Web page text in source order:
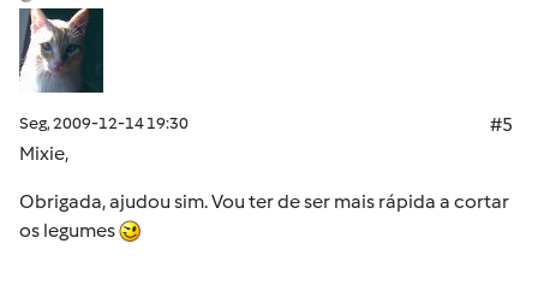
Seg, 2009-12-14 19:30
#5
Mixie,
Obrigada, ajudou sim. Vou ter de ser mais rápida a cortar
os legumes